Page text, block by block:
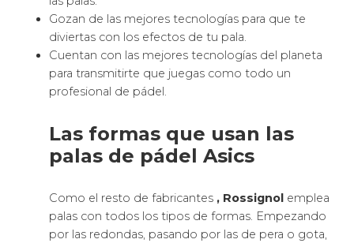
Gozan de las mejores tecnologías para que te
diviertas con los efectos de tu pala.
Cuentan con las mejores tecnologías del planeta
para transmitirte que juegas como todo un
profesional de pádel.
Las formas que usan las
palas de pádel Asics
Como el resto de fabricantes , Rossignol emplea
palas con todos los tipos de formas. Empezando
por las redondas, pasando por las de pera o gota,